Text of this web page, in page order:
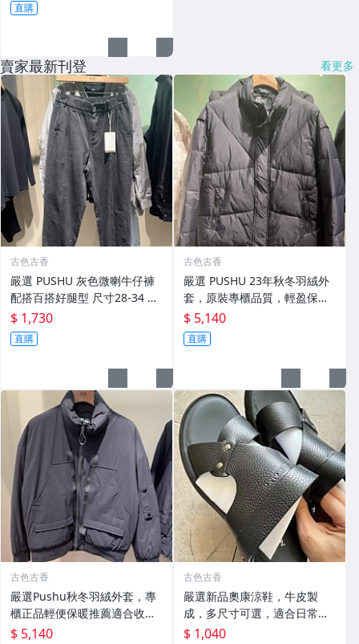
直購
賣家最新刊登 看更多
古色古香
嚴選 PUSHU 灰色微喇牛仔褲
配搭百搭好腿型 尺寸28-34 灰
色牛仔褲 潮流穿搭 修身設計
$ 1,730
直購
古色古香
嚴選 PUSHU 23年秋冬羽絨外
套，原裝專櫃品質，輕盈保暖
適合過渡季穿搭 換季穿新衣 冬
秋 羽絨外套
$ 5,140
直購
古色古香
嚴選Pushu秋冬羽絨外套，專
櫃正品輕便保暖推薦適合收藏
秋冬羽絨 外套 保暖
$ 5,140
古色古香
嚴選新品奧康涼鞋，牛皮製
成，多尺寸可選，適合日常搭
配收藏 涼鞋 牛皮 奧康
$ 1,040